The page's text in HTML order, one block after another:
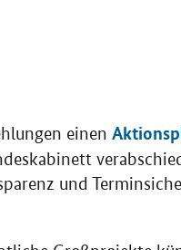
einen
und